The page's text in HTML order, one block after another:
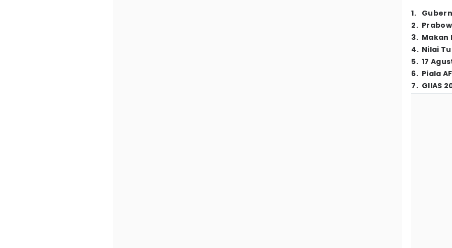
1.
2.
3. Makan
4. Nilai
5. 17
6. Piala
7. GIIAS